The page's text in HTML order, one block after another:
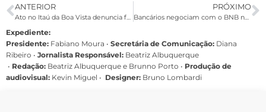
ANTERIOR PRÓXIMO
Bancários negociam com o BNB nesta segunda; BB e Caixa não marcam reunião
Expediente:
Presidente: Fabiano Moura • Secretária de Comunicação: Diana
Ribeiro • Jornalista Responsável: Beatriz Albuquerque
• Redação: Beatriz Albuquerque e Brunno Porto • Produção de
audiovisual: Kevin Miguel • Designer: Bruno Lombardi